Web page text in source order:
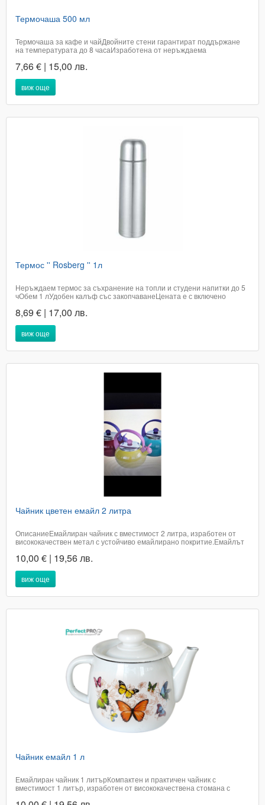
Термочаша 500 мл
Термочаша за кафе и чайДвойните стени гарантират поддържане
на температурата до 8 часаИзработена от неръждаема
съдомиялна машинаЦвят: бронз,бял​Цената е с включено
ДДСДоставката е в рамките на 2 работни...
7,66 € | 15,00 лв.
виж още
Термос '' Rosberg '' 1л
Неръждаем термос за съхранение на топли и студени напитки до 5
чОбем 1 лУдобен калъф със закопчаване​Цената е с включено
0894693235Кат. номер 392
8,69 € | 17,00 лв.
виж още
Чайник цветен емайл 2 литра
ОписаниеЕмайлиран чайник с вместимост 2 литра, изработен от
висококачествен метал с устойчиво емайлирано покритие.Емайлът
осигурява лесна поддръжка и почистване.Подходящ за използване
върху всички видове котлони (включително...
10,00 € | 19,56 лв.
виж още
Чайник емайл 1 л
Емайлиран чайник 1 литърКомпактен и практичен чайник с
вместимост 1 литър, изработен от висококачествена стомана с